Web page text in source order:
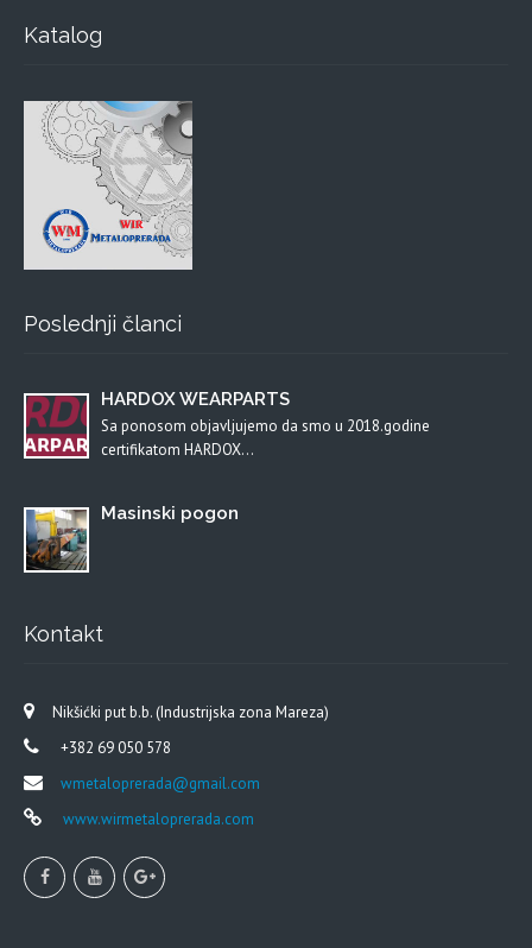
Katalog
Poslednji članci
HARDOX WEARPARTS
Sa ponosom objavljujemo da smo u 2018.godine
certifikatom HARDOX…
Masinski pogon
Kontakt
Nikšićki put b.b. (Industrijska zona Mareza)
+382 69 050 578
wmetaloprerada@gmail.com
www.wirmetaloprerada.com